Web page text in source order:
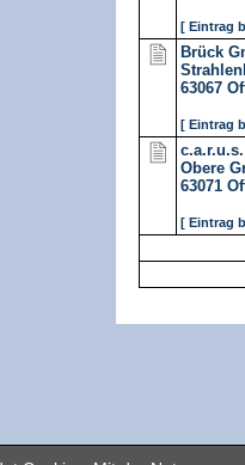
[ Eintrag
Brück
63067
[ Eintrag
Obere
63071
[ Eintrag